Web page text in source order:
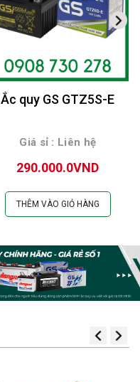
Ắc quy GS GTZ5S-E
Giá sỉ : Liên hệ
290.000.0VND
THÊM VÀO GIỎ HÀNG